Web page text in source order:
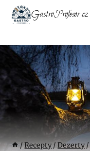
Přeskočit
GastroProfesor.cz
/Recepty/ Dezerty/